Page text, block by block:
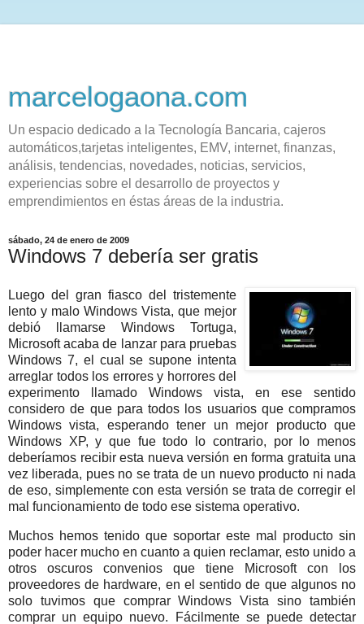
marcelogaona.com
Un espacio dedicado a la Tecnología Bancaria, cajeros
automáticos,tarjetas inteligentes, EMV, internet, finanzas,
análisis, tendencias, novedades, noticias, servicios,
experiencias sobre el desarrollo de proyectos y
emprendimientos en éstas áreas de la industria.
sábado, 24 de enero de 2009
Windows 7 debería ser gratis
Luego del gran fiasco del tristemente
lento y malo Windows Vista, que mejor
debió llamarse Windows Tortuga,
Microsoft acaba de lanzar para pruebas
Windows 7, el cual se supone intenta
arreglar todos los errores y horrores del
experimento llamado Windows vista, en ese sentido
considero de que para todos los usuarios que compramos
Windows vista, esperando tener un mejor producto que
Windows XP, y que fue todo lo contrario, por lo menos
deberíamos recibir esta nueva versión en forma gratuita una
vez liberada, pues no se trata de un nuevo producto ni nada
de eso, simplemente con esta versión se trata de corregir el
mal funcionamiento de todo ese sistema operativo.
Muchos hemos tenido que soportar este mal producto sin
poder hacer mucho en cuanto a quien reclamar, esto unido a
otros oscuros convenios que tiene Microsoft con los
proveedores de hardware, en el sentido de que algunos no
solo tuvimos que comprar Windows Vista sino también
comprar un equipo nuevo. Fácilmente se puede detectar